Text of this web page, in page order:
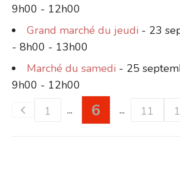
9h00 - 12h00
Grand marché du jeudi - 23
- 8h00 - 13h00
Marché du samedi - 25
9h00 - 12h00
1
6 11